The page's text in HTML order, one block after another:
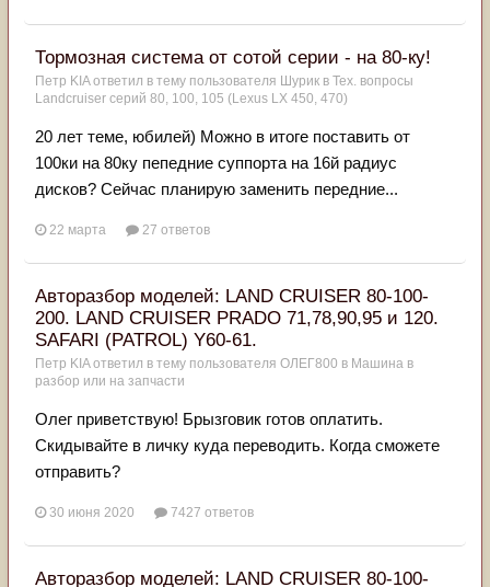
Тормозная система от сотой серии - на 80-ку!
Петр KIAответил в тему пользователя Шурик в Тех. вопросы
Landcruiser серий 80, 100, 105 (Lexus LX 450, 470)
20 лет теме, юбилей) Можно в итоге поставить от
100ки на 80ку пепедние суппорта на 16й радиус
дисков? Сейчас планирую заменить передние...
22 марта 27 ответов
Авторазбор моделей: LAND CRUISER 80-100-
200. LAND CRUISER PRADO 71,78,90,95 и 120.
SAFARI (PATROL) Y60-61.
Петр KIAответил в тему пользователя ОЛЕГ800 в Машина в
разбор или на запчасти
Олег приветствую! Брызговик готов оплатить.
Скидывайте в личку куда переводить. Когда сможете
отправить?
30 июня 2020 7427 ответов
Авторазбор моделей: LAND CRUISER 80-100-